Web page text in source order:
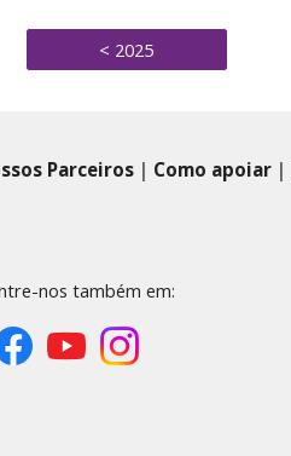
< 2025
Parceiros | Como apoiar |
nos também em: